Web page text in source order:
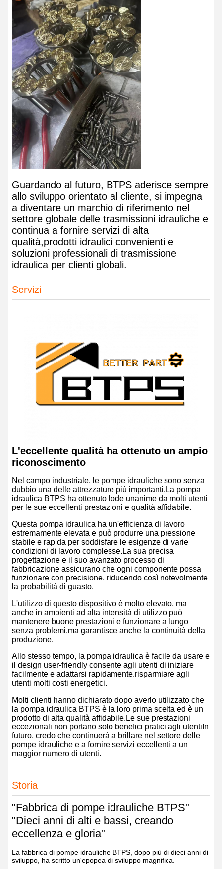
Guardando al futuro, BTPS aderisce sempre
allo sviluppo orientato al cliente, si impegna
a diventare un marchio di riferimento nel
settore globale delle trasmissioni idrauliche e
continua a fornire servizi di alta
qualità,prodotti idraulici convenienti e
soluzioni professionali di trasmissione
idraulica per clienti globali.
Servizi
L'eccellente qualità ha ottenuto un ampio
riconoscimento
Nel campo industriale, le pompe idrauliche sono senza
dubbio una delle attrezzature più importanti.La pompa
idraulica BTPS ha ottenuto lode unanime da molti utenti
per le sue eccellenti prestazioni e qualità affidabile.
Questa pompa idraulica ha un'efficienza di lavoro
estremamente elevata e può produrre una pressione
stabile e rapida per soddisfare le esigenze di varie
condizioni di lavoro complesse.La sua precisa
progettazione e il suo avanzato processo di
fabbricazione assicurano che ogni componente possa
funzionare con precisione, riducendo così notevolmente
la probabilità di guasto.
L'utilizzo di questo dispositivo è molto elevato, ma
anche in ambienti ad alta intensità di utilizzo può
mantenere buone prestazioni e funzionare a lungo
senza problemi.ma garantisce anche la continuità della
produzione.
Allo stesso tempo, la pompa idraulica è facile da usare e
il design user-friendly consente agli utenti di iniziare
facilmente e adattarsi rapidamente.risparmiare agli
utenti molti costi energetici.
Molti clienti hanno dichiarato dopo averlo utilizzato che
la pompa idraulica BTPS è la loro prima scelta ed è un
prodotto di alta qualità affidabile.Le sue prestazioni
eccezionali non portano solo benefici pratici agli utentiIn
futuro, credo che continuerà a brillare nel settore delle
pompe idrauliche e a fornire servizi eccellenti a un
maggior numero di utenti.
Storia
"Fabbrica di pompe idrauliche BTPS"
"Dieci anni di alti e bassi, creando
eccellenza e gloria"
La fabbrica di pompe idrauliche BTPS, dopo più di dieci anni di
sviluppo, ha scritto un'epopea di sviluppo magnifica.